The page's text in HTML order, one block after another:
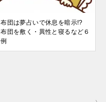
布団は夢占いで休息を暗示!?
布団を敷く・異性と寝るなど６
例